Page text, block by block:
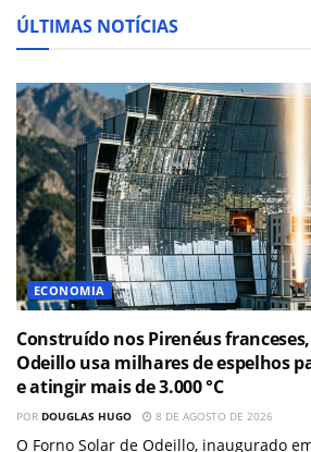
ÚLTIMAS NOTÍCIAS
ECONOMIA
Construído nos Pirenéus
Odeillo usa milhares de espelhos
e atingir mais de 3.000 °C
POR DOUGLAS HUGO 8 DE AGOSTO DE 2026
O Forno Solar de Odeillo, inaugurado